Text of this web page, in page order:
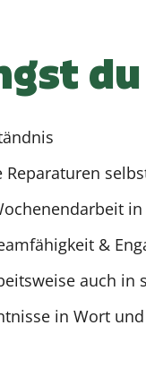
Reparaturen
in
&
auch in
in Wort